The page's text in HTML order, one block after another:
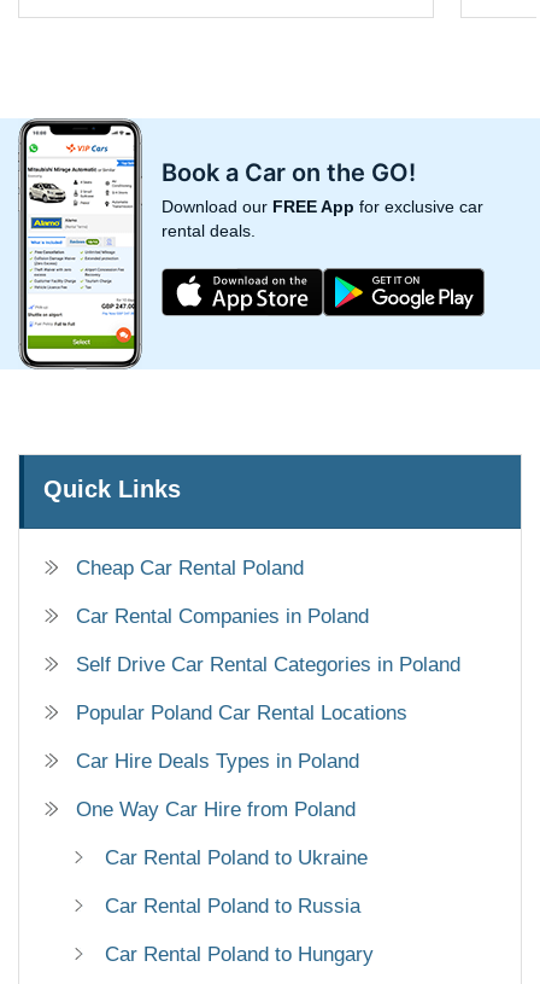
Book a Car on the GO!
Download our FREE App for exclusive car
rental deals.
Quick Links
Cheap Car Rental Poland
Car Rental Companies in Poland
Self Drive Car Rental Categories in Poland
Popular Poland Car Rental Locations
Car Hire Deals Types in Poland
One Way Car Hire from Poland
Car Rental Poland to Ukraine
Car Rental Poland to Russia
Car Rental Poland to Hungary